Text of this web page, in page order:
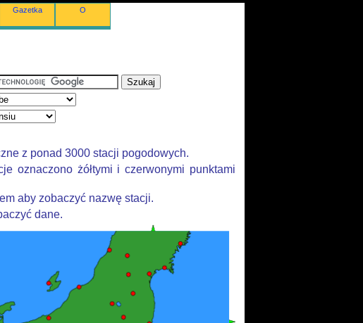
Gazetka O
z ponad 3000 stacji pogodowych.
oznaczono żółtymi i czerwonymi punktami
aby zobaczyć nazwę stacji.
dane.